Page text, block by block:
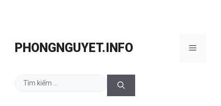
PHONGNGUYET.INFO Menu
Tìm